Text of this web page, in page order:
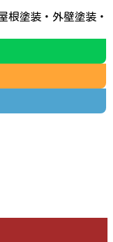
根塗装・外壁塗装・